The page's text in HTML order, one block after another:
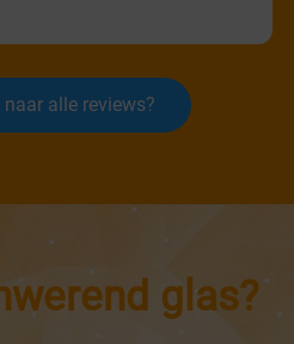
alle reviews?
glas?